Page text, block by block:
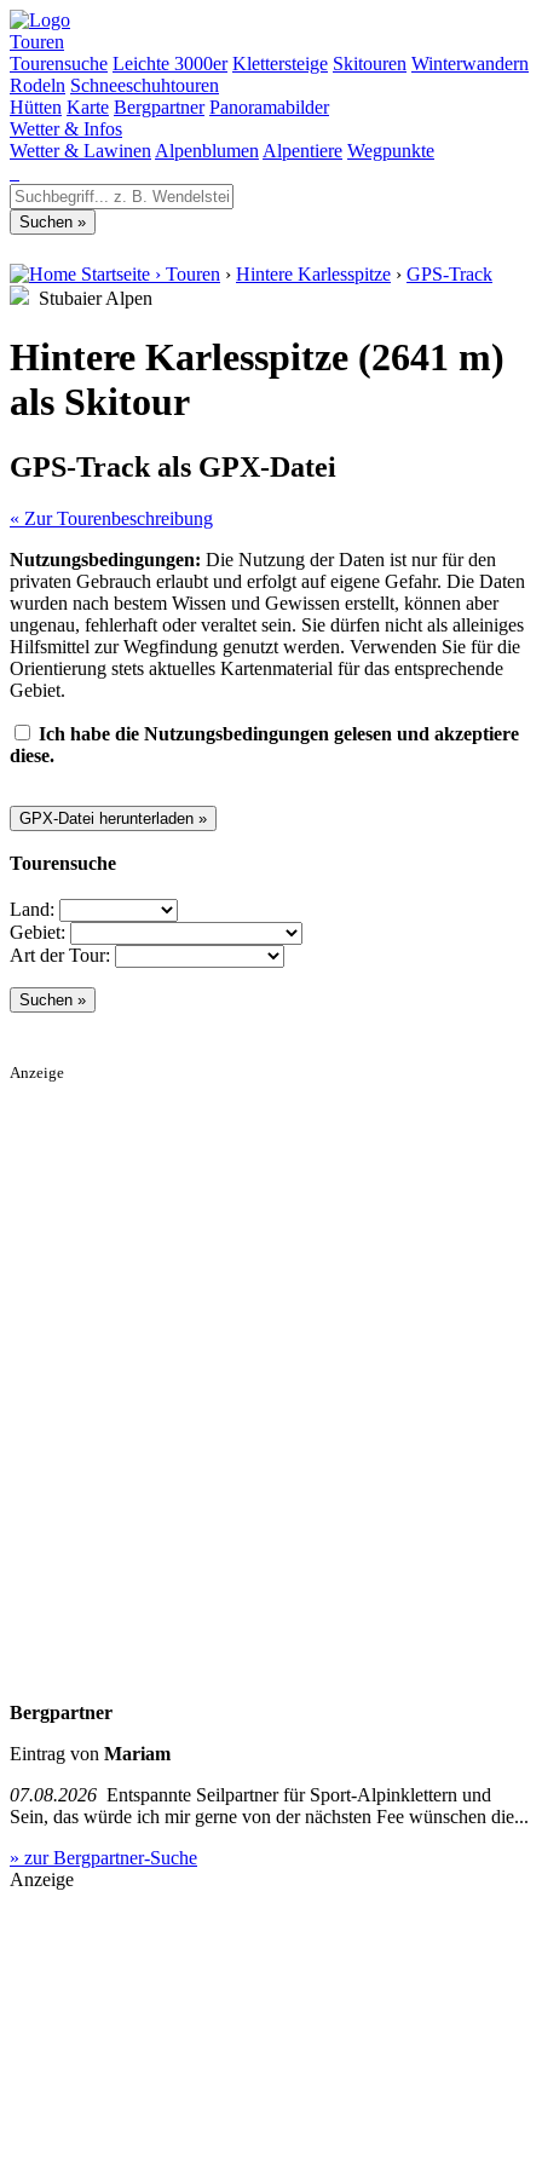
Touren
Tourensuche Leichte 3000er Klettersteige Skitouren Winterwandern
Rodeln Schneeschuhtouren
Hütten Karte Bergpartner Panoramabilder
Wetter & Infos
Wetter & Lawinen Alpenblumen Alpentiere Wegpunkte
Startseite › Touren › Hintere Karlesspitze › GPS-Track
Stubaier Alpen
Hintere Karlesspitze (2641 m)
als Skitour
GPS-Track als GPX-Datei
« Zur Tourenbeschreibung
Nutzungsbedingungen: Die Nutzung der Daten ist nur für den
privaten Gebrauch erlaubt und erfolgt auf eigene Gefahr. Die Daten
wurden nach bestem Wissen und Gewissen erstellt, können aber
ungenau, fehlerhaft oder veraltet sein. Sie dürfen nicht als alleiniges
Hilfsmittel zur Wegfindung genutzt werden. Verwenden Sie für die
Orientierung stets aktuelles Kartenmaterial für das entsprechende
Gebiet.
Ich habe die Nutzungsbedingungen gelesen und akzeptiere
diese.
Tourensuche
Land:
Gebiet:
Art der Tour:
Anzeige
Bergpartner
Eintrag von Mariam
07.08.2026 Entspannte Seilpartner für Sport-Alpinklettern und
Sein, das würde ich mir gerne von der nächsten Fee wünschen die...
» zur Bergpartner-Suche
Anzeige